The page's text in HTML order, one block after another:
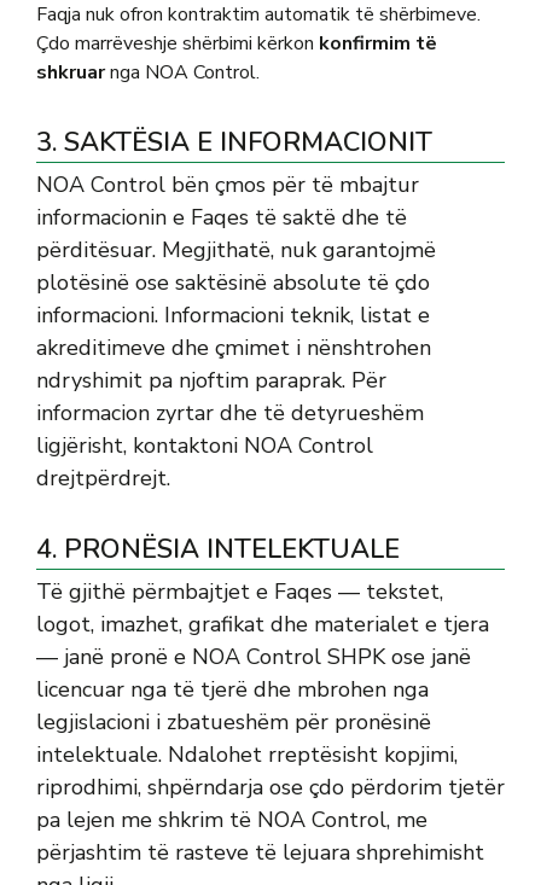
Faqja nuk ofron kontraktim automatik të shërbimeve.
Çdo marrëveshje shërbimi kërkon konfirmim të
shkruarnga NOA Control.
3. SAKTËSIA E INFORMACIONIT
NOA Control bën çmos për të mbajtur
informacionin e Faqes të saktë dhe të
përditësuar. Megjithatë, nuk garantojmë
plotësinë ose saktësinë absolute të çdo
informacioni. Informacioni teknik, listat e
akreditimeve dhe çmimet i nënshtrohen
ndryshimit pa njoftim paraprak. Për
informacion zyrtar dhe të detyrueshëm
ligjërisht, kontaktoni NOA Control
drejtpërdrejt.
4. PRONËSIA INTELEKTUALE
Të gjithë përmbajtjet e Faqes — tekstet,
logot, imazhet, grafikat dhe materialet e tjera
— janë pronë e NOA Control SHPK ose janë
licencuar nga të tjerë dhe mbrohen nga
legjislacioni i zbatueshëm për pronësinë
intelektuale. Ndalohet rreptësisht kopjimi,
riprodhimi, shpërndarja ose çdo përdorim tjetër
pa lejen me shkrim të NOA Control, me
përjashtim të rasteve të lejuara shprehimisht